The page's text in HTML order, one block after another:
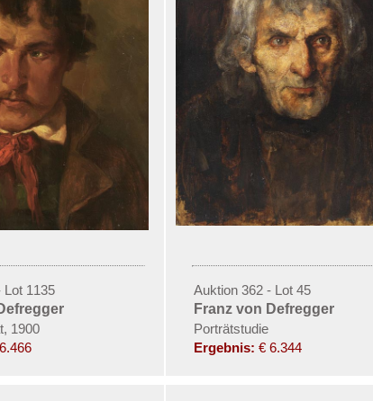
Lot 1135
1900
Auktion 362 - Lot 45
Franz von Defregger
Porträtstudie
Ergebnis: € 6.344